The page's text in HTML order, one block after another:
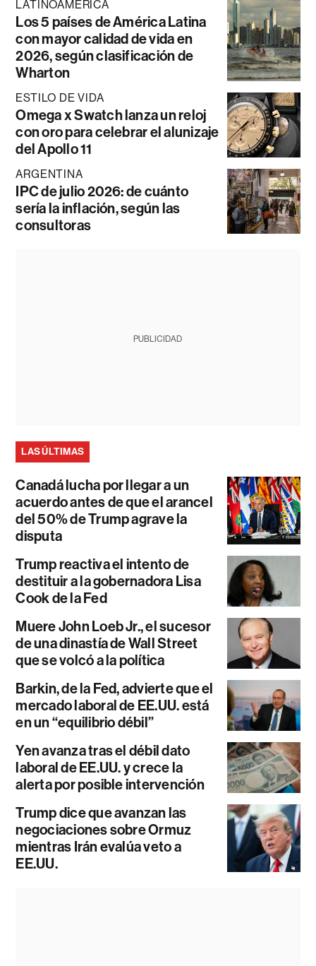
LATINOAMÉRICA
Los 5 países de América Latina
con mayor calidad de vida en
2026, según clasificación de
Wharton
ESTILO DE VIDA
Omega x Swatch lanza un reloj
con oro para celebrar el alunizaje
del Apollo 11
ARGENTINA
IPC de julio 2026: de cuánto
sería la inflación, según las
consultoras
PUBLICIDAD
LAS ÚLTIMAS
Canadá lucha por llegar a un
acuerdo antes de que el arancel
del 50% de Trump agrave la
disputa
Trump reactiva el intento de
destituir a la gobernadora Lisa
Cook de la Fed
Muere John Loeb Jr., el sucesor
de una dinastía de Wall Street
que se volcó a la política
Barkin, de la Fed, advierte que el
mercado laboral de EE.UU. está
en un “equilibrio débil”
Yen avanza tras el débil dato
laboral de EE.UU. y crece la
alerta por posible intervención
Trump dice que avanzan las
negociaciones sobre Ormuz
mientras Irán evalúa veto a
EE.UU.